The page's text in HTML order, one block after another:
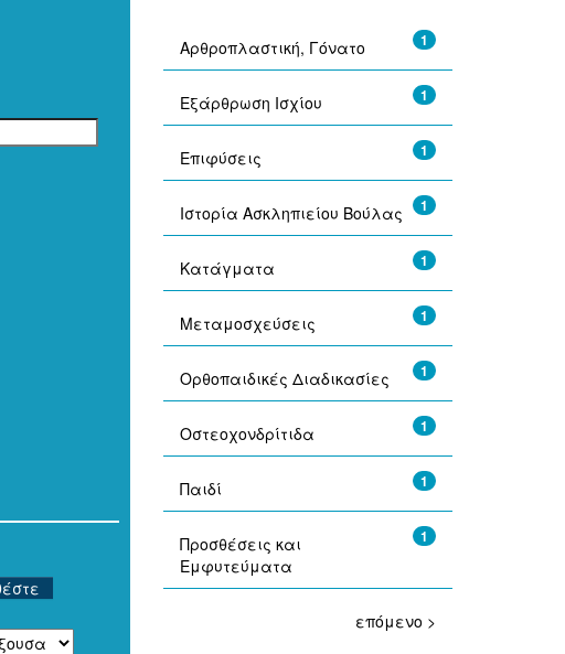
1
Αρθροπλαστική, Γόνατο
1
Εξάρθρωση Ισχίου
1
Επιφύσεις
1
Ιστορία Ασκληπιείου Βούλας
1
Κατάγματα
1
Μεταμοσχεύσεις
1
Ορθοπαιδικές Διαδικασίες
1
Οστεοχονδρίτιδα
1
Παιδί
1
Προσθέσεις και
Εμφυτεύματα
επόμενο >